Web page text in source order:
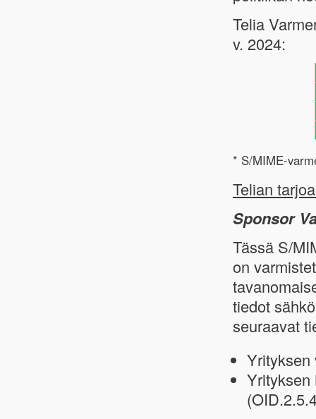
Telia
v. 2024:
* S/MIME-
Telian
Sponsor
Tässä S/
on
tiedot
seuraavat
Yrityksen
Yrityksen